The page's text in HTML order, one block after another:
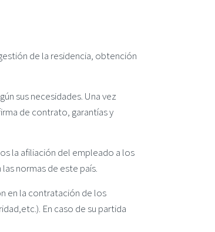
de la residencia, obtención
sus necesidades. Una vez
de contrato, garantías y
la afiliación del empleado a los
normas de este país.
en la contratación de los
En caso de su partida